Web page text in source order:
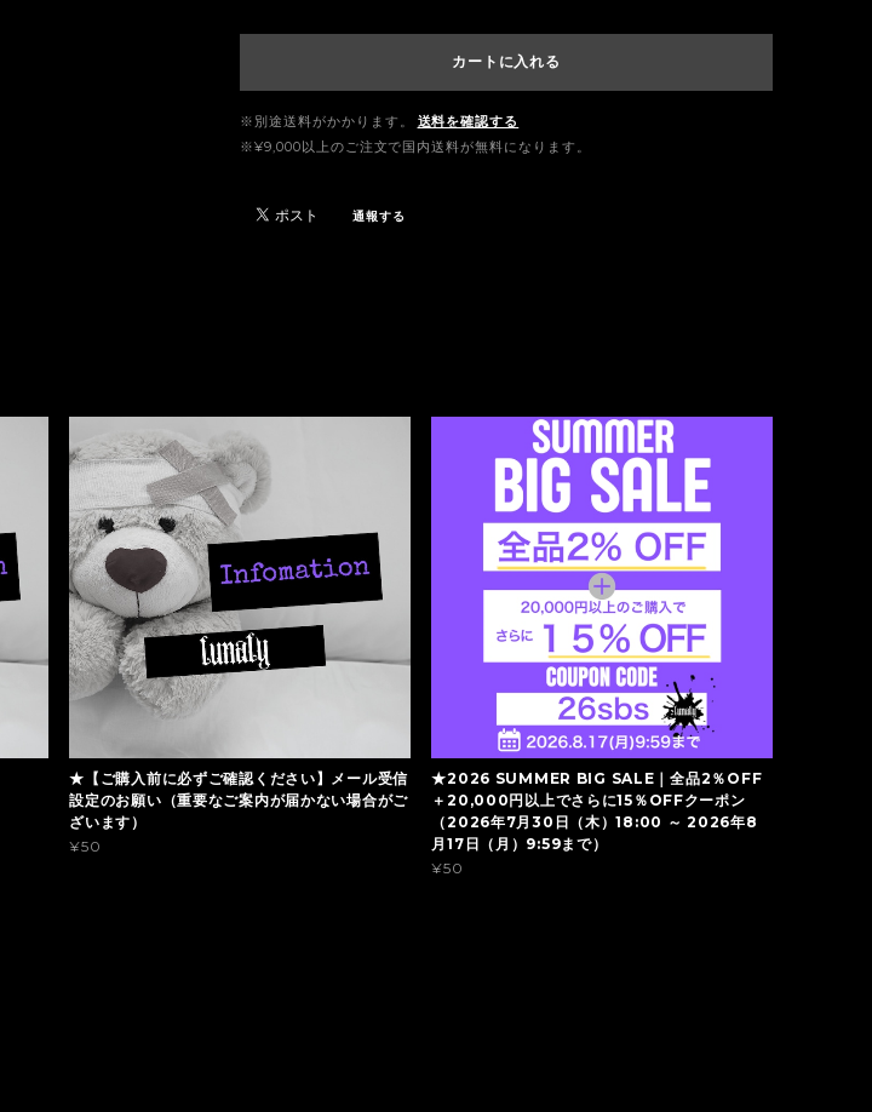
カートに入れる
※別途送料がかかります。
送料を確認する
※¥9,000以上のご注文で国内送料が無料になります。
通報する
★【ご購入前に必ずご確認ください】メール受信
設定のお願い（重要なご案内が届かない場合がご
ざいます）
¥50
★2026 SUMMER BIG SALE｜全品2％OFF
＋20,000円以上でさらに15％OFFクーポン
（2026年7月30日（木）18:00 ～ 2026年8
月17日（月）9:59まで）
¥50